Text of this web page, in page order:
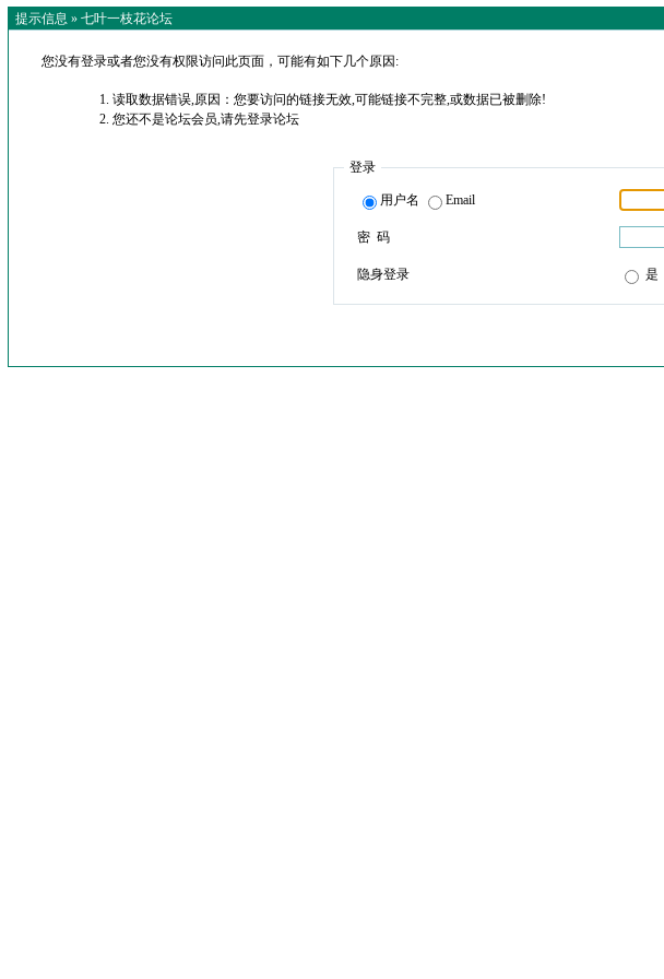
提示信息 » 七叶一枝花论坛
您没有登录或者您没有权限访问此页面，可能有如下几个原因:
读取数据错误,原因：您要访问的链接无效,可能链接不完整,或数据已被删除!
您还不是论坛会员,请先登录论坛
登录
用户名 Email
密 码
隐身登录 是